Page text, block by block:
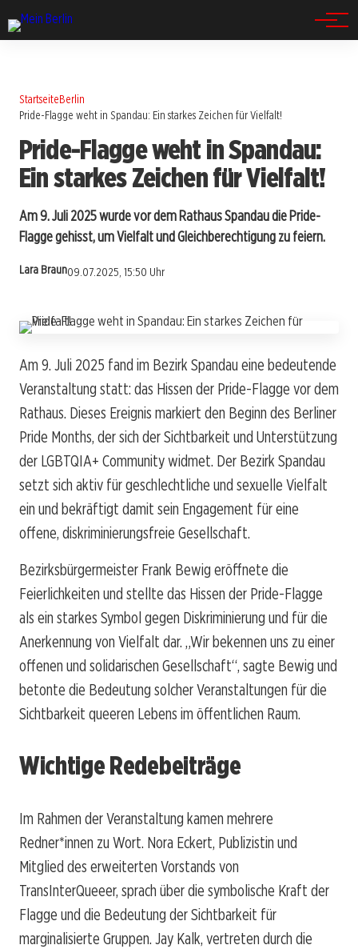
StartseiteBerlin
Pride-Flagge weht in Spandau: Ein starkes Zeichen für Vielfalt!
Pride-Flagge weht in Spandau:
Ein starkes Zeichen für Vielfalt!
Am 9. Juli 2025 wurde vor dem Rathaus Spandau die Pride-
Flagge gehisst, um Vielfalt und Gleichberechtigung zu feiern.
Lara Braun09.07.2025, 15:50 Uhr
Am 9. Juli 2025 fand im Bezirk Spandau eine bedeutende
Veranstaltung statt: das Hissen der Pride-Flagge vor dem
Rathaus. Dieses Ereignis markiert den Beginn des Berliner
Pride Months, der sich der Sichtbarkeit und Unterstützung
der LGBTQIA+ Community widmet. Der Bezirk Spandau
setzt sich aktiv für geschlechtliche und sexuelle Vielfalt
ein und bekräftigt damit sein Engagement für eine
offene, diskriminierungsfreie Gesellschaft.
Bezirksbürgermeister Frank Bewig eröffnete die
Feierlichkeiten und stellte das Hissen der Pride-Flagge
als ein starkes Symbol gegen Diskriminierung und für die
Anerkennung von Vielfalt dar. „Wir bekennen uns zu einer
offenen und solidarischen Gesellschaft“, sagte Bewig und
betonte die Bedeutung solcher Veranstaltungen für die
Sichtbarkeit queeren Lebens im öffentlichen Raum.
Wichtige Redebeiträge
Im Rahmen der Veranstaltung kamen mehrere
Redner*innen zu Wort. Nora Eckert, Publizistin und
Mitglied des erweiterten Vorstands von
TransInterQueeer, sprach über die symbolische Kraft der
Flagge und die Bedeutung der Sichtbarkeit für
marginalisierte Gruppen. Jay Kalk, vertreten durch die